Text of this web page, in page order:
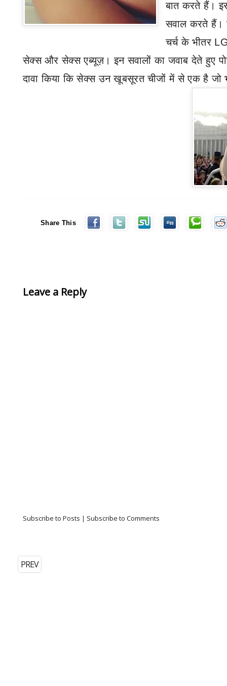
बात करते हैं।
सवाल करते हैं।
चर्च के भीतर
सेक्स और सेक्स एब्यूज़। इन सवालों का जवाब देते हुए
दावा किया कि सेक्स उन खूबसूरत चीजों में से एक है जो
Share This
Leave a Reply
Subscribe to Posts | Subscribe to Comments
PREV